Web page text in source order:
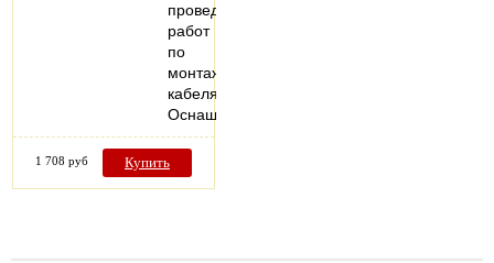
проведении
работ
по
монтажу
кабеля.
Оснащен…
1 708 руб Купить